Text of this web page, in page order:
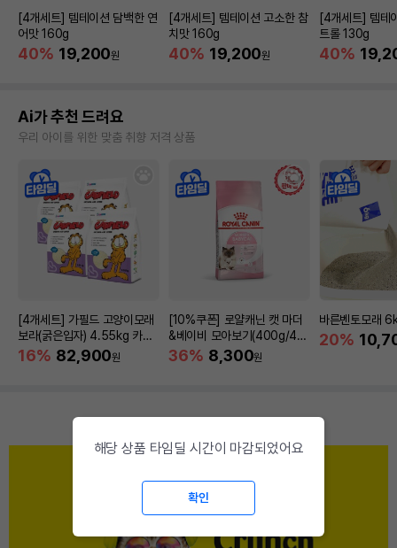
[4개세트] 템테이션 담백한 연
어맛 160g
40% 19,200원
[4개세트] 템테이션 고소한 참
치맛 160g
40% 19,200원
[4개세트] 템테
트롤 130g
40%
Ai가 추천 드려요
우리 아이를 위한 맞춤 취향 저격 상품
[4개세트] 가필드 고양이모래
보라(굵은입자) 4.55kg 카사
바모래
16% 82,900원
[10%쿠폰] 로얄캐닌 캣 마더
&베이비 모아보기(400g/4/1
0kg)
36% 8,300원
바른벤토모래
20%
해당 상품 타임딜 시간이 마감되었어요
확인